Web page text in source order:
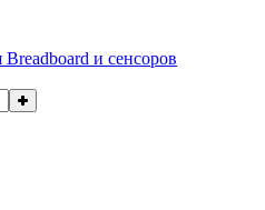
и сенсоров